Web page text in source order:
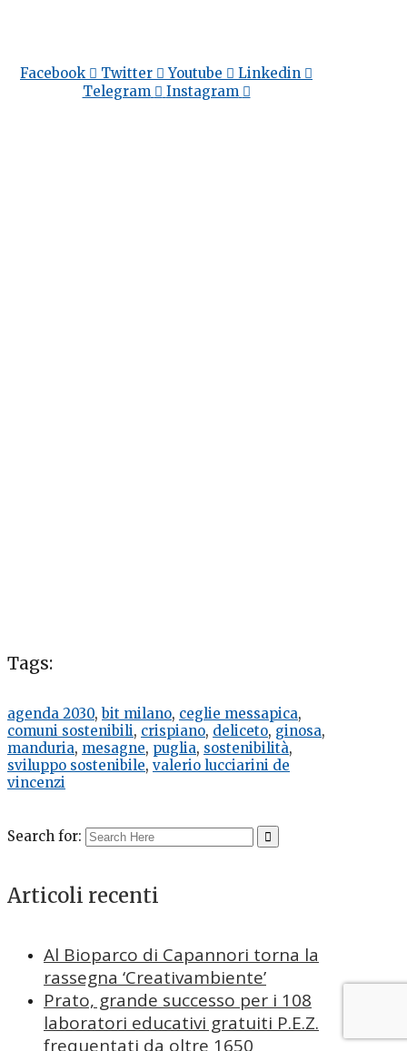
Facebook Twitter Youtube
Linkedin
Telegram
Instagram
Tags:
agenda 2030, bit milano, ceglie messapica,
comuni sostenibili, crispiano, deliceto, ginosa,
manduria, mesagne, puglia, sostenibilità,
sviluppo sostenibile, valerio lucciarini de
vincenzi
Search for:
Articoli recenti
Al Bioparco di Capannori torna la
rassegna ‘Creativambiente’
Prato, grande successo per i 108
laboratori educativi gratuiti P.E.Z.
frequentati da oltre 1650